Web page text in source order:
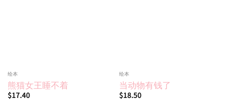
绘本
熊猫女王睡不着
$17.40
绘本
当动物有钱了
$18.50